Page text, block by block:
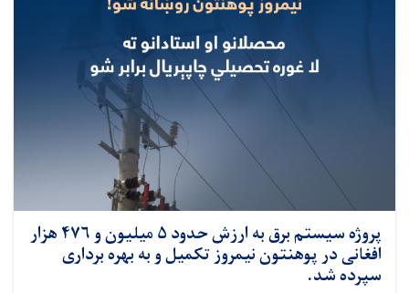
پروژه سیستم برق به ارزش حدود ۵ میلیون و ۴۷۶ هزار
افغانی در پوهنتون نیمروز تکمیل و به بهره برداری
سپرده شد.